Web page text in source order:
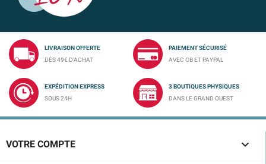
LIVRAISON OFFERTE
DÈS 49€ D'ACHAT
PAIEMENT SÉCURISÉ
AVEC CB ET PAYPAL
EXPÉDITION EXPRESS
SOUS 24H
3 BOUTIQUES PHYSIQUES
DANS LE GRAND OUEST
VOTRE COMPTE 